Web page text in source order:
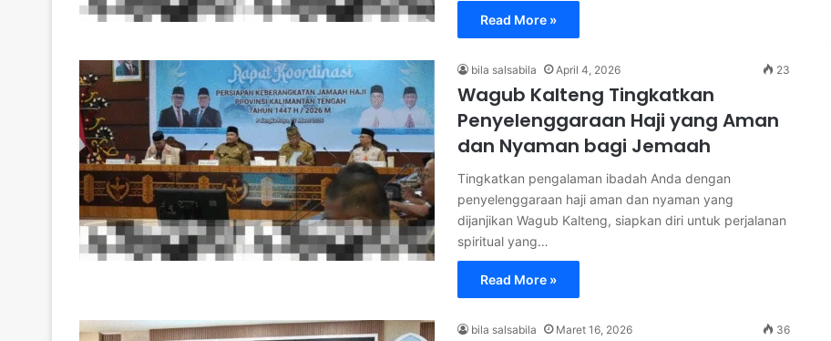
Read More »
bila salsabila April 4, 2026 23
Wagub Kalteng Tingkatkan
Penyelenggaraan Haji yang Aman
dan Nyaman bagi Jemaah
Tingkatkan pengalaman ibadah Anda dengan
penyelenggaraan haji aman dan nyaman yang
dijanjikan Wagub Kalteng, siapkan diri untuk perjalanan
spiritual yang…
Read More »
bila salsabila Maret 16, 2026 36